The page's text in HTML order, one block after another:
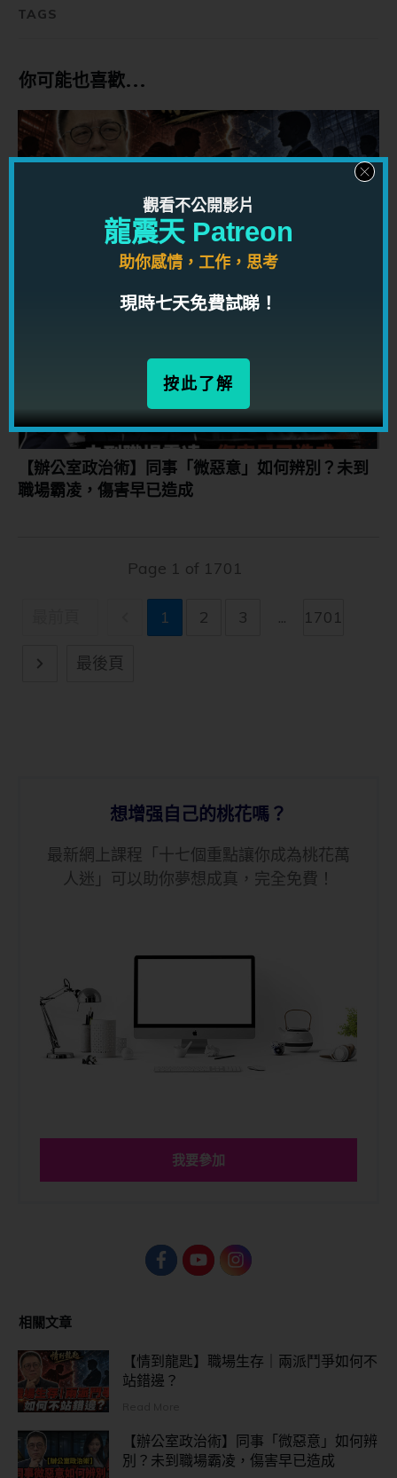
TAGS
你可能也喜歡...
【情到龍匙】職場生存｜兩派鬥爭如何不站錯邊？
【辦公室政治術】同事「微惡意」如何辨別？未到
職場霸凌，傷害早已造成
Page 1 of 1701
1 2 3 ... 1701
最後頁
想增强自己的桃花嗎？
最新網上課程「十七個重點讓你成為桃花萬
人迷」可以助你夢想成真，完全免費！
我要參加
相關文章
【情到龍匙】職場生存｜兩派鬥爭如何不
站錯邊？
【辦公室政治術】同事「微惡意」如何辨
別？未到職場霸凌，傷害早已造成
觀看不公開影片
龍震天 Patreon
助你感情，工作，思考
現時七天免費試睇！
按此了解